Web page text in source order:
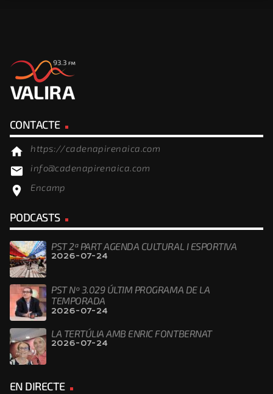
CONTACTE
home https://cadenapirenaica.com
email info@cadenapirenaica.com
location_on Encamp
PODCASTS
PST 2ª PART AGENDA CULTURAL I ESPORTIVA
2026-07-24
PST Nº 3.029 ÚLTIM PROGRAMA DE LA
TEMPORADA
2026-07-24
LA TERTÚLIA AMB ENRIC FONTBERNAT
2026-07-24
EN DIRECTE